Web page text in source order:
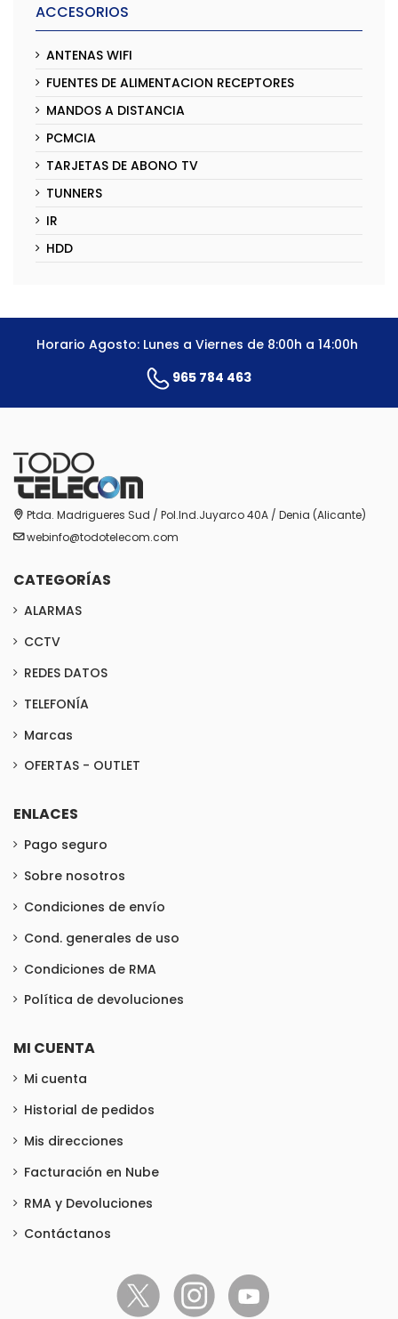
ACCESORIOS
ANTENAS WIFI
FUENTES DE ALIMENTACION RECEPTORES
MANDOS A DISTANCIA
PCMCIA
TARJETAS DE ABONO TV
TUNNERS
IR
HDD
Horario Agosto: Lunes a Viernes de 8:00h a 14:00h
965 784 463
Ptda. Madrigueres Sud / Pol.Ind.Juyarco 40A / Denia (Alicante)
webinfo@todotelecom.com
CATEGORÍAS
ALARMAS
CCTV
REDES DATOS
TELEFONÍA
Marcas
OFERTAS - OUTLET
ENLACES
Pago seguro
Sobre nosotros
Condiciones de envío
Cond. generales de uso
Condiciones de RMA
Política de devoluciones
MI CUENTA
Mi cuenta
Historial de pedidos
Mis direcciones
Facturación en Nube
RMA y Devoluciones
Contáctanos